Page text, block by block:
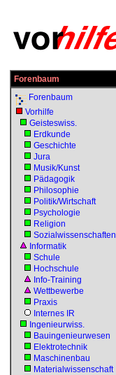
Forenbaum
Forenbaum
Vorhilfe
Geisteswiss.
Erdkunde
Geschichte
Jura
Musik/Kunst
Pädagogik
Philosophie
Politik/Wirtschaft
Psychologie
Religion
Sozialwissenschaften
Informatik
Schule
Hochschule
Info-Training
Wettbewerbe
Praxis
Internes IR
Ingenieurwiss.
Bauingenieurwesen
Elektrotechnik
Maschinenbau
Materialwissenschaft